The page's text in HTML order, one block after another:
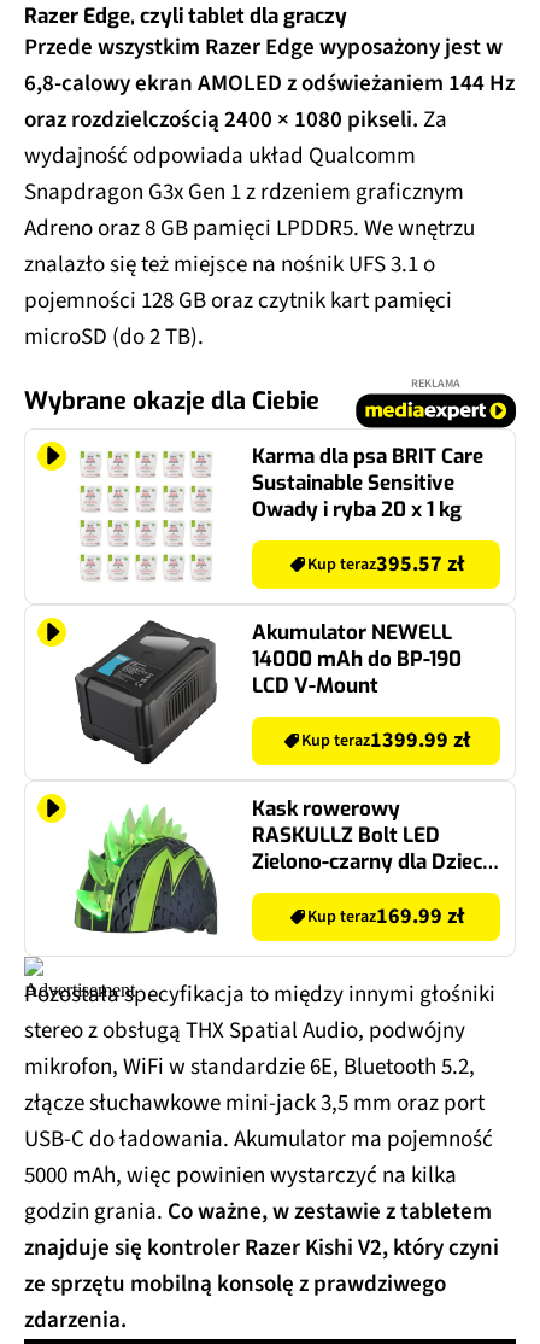
Razer Edge, czyli tablet dla graczy
Przede wszystkim Razer Edge wyposażony jest w
6,8-calowy ekran AMOLED z odświeżaniem 144 Hz
oraz rozdzielczością 2400 × 1080 pikseli.Za
wydajność odpowiada układ Qualcomm
Snapdragon G3x Gen 1 z rdzeniem graficznym
Adreno oraz 8 GB pamięci LPDDR5. We wnętrzu
znalazło się też miejsce na nośnik UFS 3.1 o
pojemności 128 GB oraz czytnik kart pamięci
microSD (do 2 TB).
Wybrane okazje dla Ciebie
REKLAMA
Karma dla psa BRIT Care
Sustainable Sensitive
Owady i ryba 20 x 1 kg
Kup teraz395.57 zł
Akumulator NEWELL
14000 mAh do BP-190
LCD V-Mount
Kup teraz1399.99 zł
Kask rowerowy
RASKULLZ Bolt LED
Zielono-czarny dla Dzieci
(rozmiar S)
Kup teraz169.99 zł
Pozostała specyfikacja to między innymi głośniki
stereo z obsługą THX Spatial Audio, podwójny
mikrofon, WiFi w standardzie 6E, Bluetooth 5.2,
złącze słuchawkowe mini-jack 3,5 mm oraz port
USB-C do ładowania. Akumulator ma pojemność
5000 mAh, więc powinien wystarczyć na kilka
godzin grania. Co ważne, w zestawie z tabletem
znajduje się kontroler Razer Kishi V2, który czyni
ze sprzętu mobilną konsolę z prawdziwego
zdarzenia.